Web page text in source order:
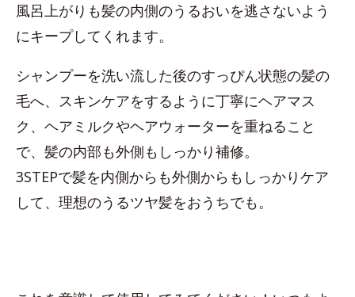
風呂上がりも髪の内側のうるおいを逃さないよう
にキープしてくれます。
シャンプーを洗い流した後のすっぴん状態の髪の
毛へ、スキンケアをするように丁寧にヘアマス
ク、ヘアミルクやヘアウォーターを重ねること
で、髪の内部も外側もしっかり補修。
3STEPで髪を内側からも外側からもしっかりケア
して、理想のうるツヤ髪をおうちでも。